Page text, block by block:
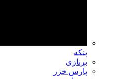
پنکه
برنازی
پارس خزر